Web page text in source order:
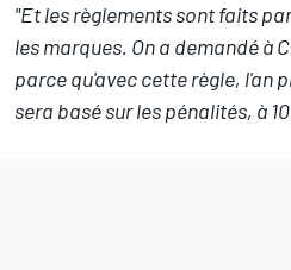
"Et les règlements sont faits
les marques. On a demandé à
parce qu'avec cette règle, l'an
sera basé sur les pénalités, à